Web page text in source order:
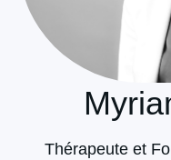
Thérapeute et